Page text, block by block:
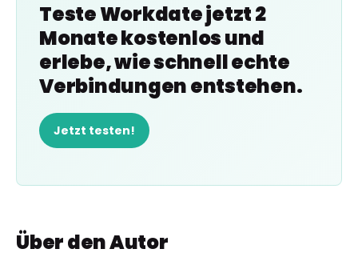
Teste Workdate jetzt 2
Monate kostenlos und
erlebe, wie schnell echte
Verbindungen entstehen.
Jetzt testen!
Über den Autor